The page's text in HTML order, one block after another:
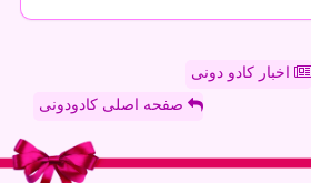
اخبار کادو دونی
صفحه اصلی کادودونی